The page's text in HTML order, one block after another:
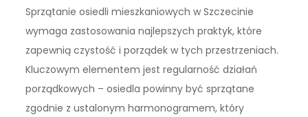
Sprzątanie osiedli mieszkaniowych w Szczecinie
wymaga zastosowania najlepszych praktyk, które
zapewnią czystość i porządek w tych przestrzeniach.
Kluczowym elementem jest regularność działań
porządkowych – osiedla powinny być sprzątane
zgodnie z ustalonym harmonogramem, który